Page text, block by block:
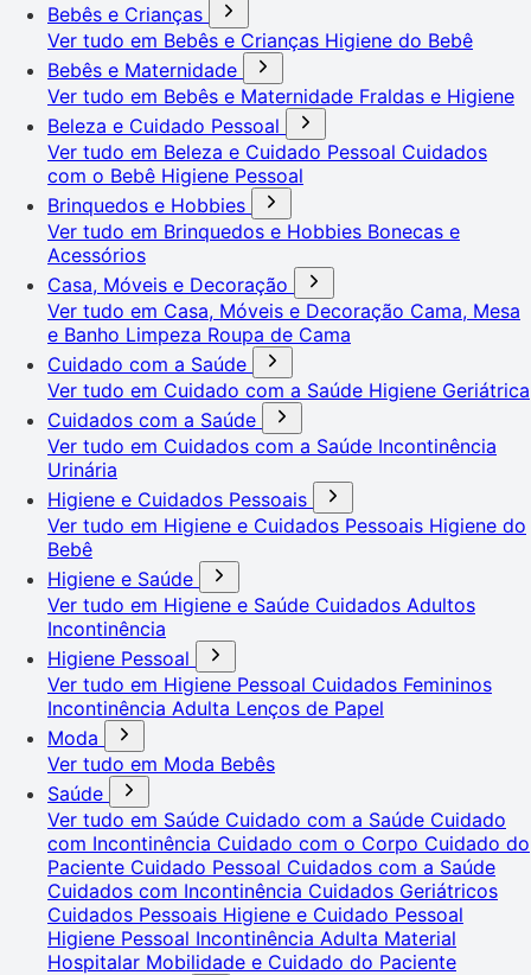
Bebês e Crianças
Ver tudo em Bebês e Crianças Higiene do Bebê
Bebês e Maternidade
Ver tudo em Bebês e Maternidade Fraldas e Higiene
Beleza e Cuidado Pessoal
Ver tudo em Beleza e Cuidado Pessoal Cuidados
com o Bebê Higiene Pessoal
Brinquedos e Hobbies
Ver tudo em Brinquedos e Hobbies Bonecas e
Acessórios
Casa, Móveis e Decoração
Ver tudo em Casa, Móveis e Decoração Cama, Mesa
e Banho Limpeza Roupa de Cama
Cuidado com a Saúde
Ver tudo em Cuidado com a Saúde Higiene Geriátrica
Cuidados com a Saúde
Ver tudo em Cuidados com a Saúde Incontinência
Urinária
Higiene e Cuidados Pessoais
Ver tudo em Higiene e Cuidados Pessoais Higiene do
Bebê
Higiene e Saúde
Ver tudo em Higiene e Saúde Cuidados Adultos
Incontinência
Higiene Pessoal
Ver tudo em Higiene Pessoal Cuidados Femininos
Incontinência Adulta Lenços de Papel
Moda
Ver tudo em Moda Bebês
Saúde
Ver tudo em Saúde Cuidado com a Saúde Cuidado
com Incontinência Cuidado com o Corpo Cuidado do
Paciente Cuidado Pessoal Cuidados com a Saúde
Cuidados com Incontinência Cuidados Geriátricos
Cuidados Pessoais Higiene e Cuidado Pessoal
Higiene Pessoal Incontinência Adulta Material
Hospitalar Mobilidade e Cuidado do Paciente